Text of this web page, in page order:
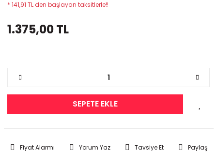
* 141,91 TL den başlayan taksitlerle!!
1.375,00 TL
SEPETE EKLE
Fiyat Alarmı Yorum Yaz Tavsiye Et Paylaş